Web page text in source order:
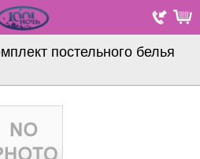
постельного белья